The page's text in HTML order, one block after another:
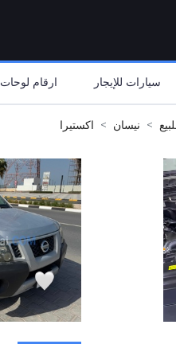
سيارات للإيجار ارقام لوحات
نيسان اكستيرا